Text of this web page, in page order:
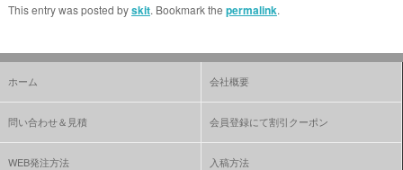
This entry was posted byskit. Bookmark the permalink.
ホーム 会社概要
問い合わせ＆見積 会員登録にて割引クーポン
WEB発注方法 入稿方法